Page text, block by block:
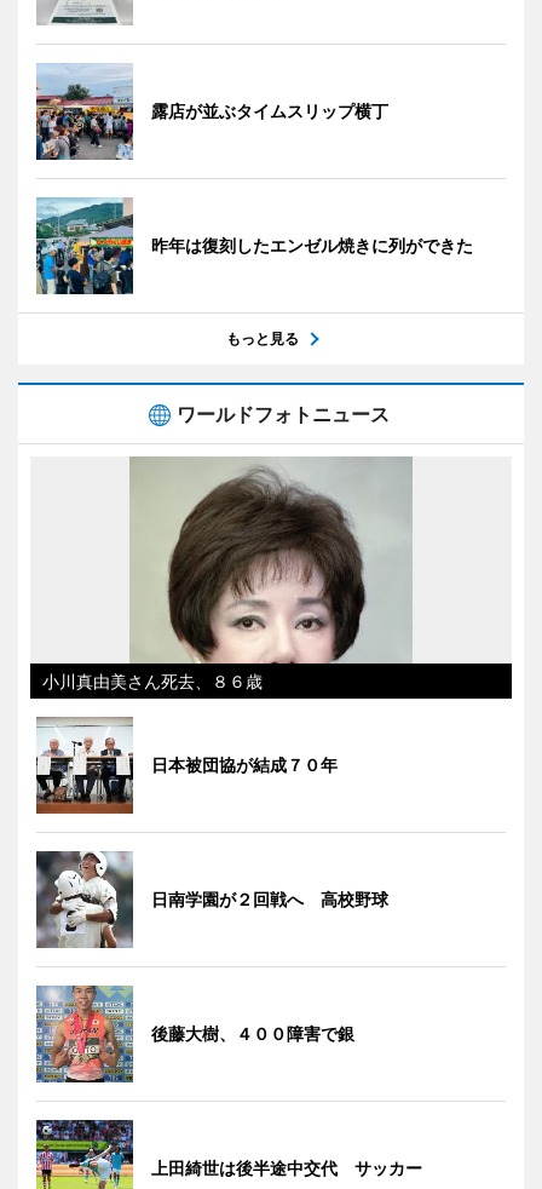
露店が並ぶタイムスリップ横丁
昨年は復刻したエンゼル焼きに列ができた
もっと見る
ワールドフォトニュース
小川真由美さん死去、８６歳
日本被団協が結成７０年
日南学園が２回戦へ 高校野球
後藤大樹、４００障害で銀
上田綺世は後半途中交代 サッカー